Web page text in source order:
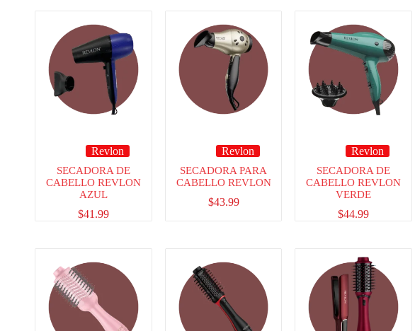
Revlon
SECADORA DE
CABELLO REVLON
AZUL
$41.99
Revlon
SECADORA PARA
CABELLO REVLON
$43.99
Revlon
SECADORA DE
CABELLO REVLON
VERDE
$44.99